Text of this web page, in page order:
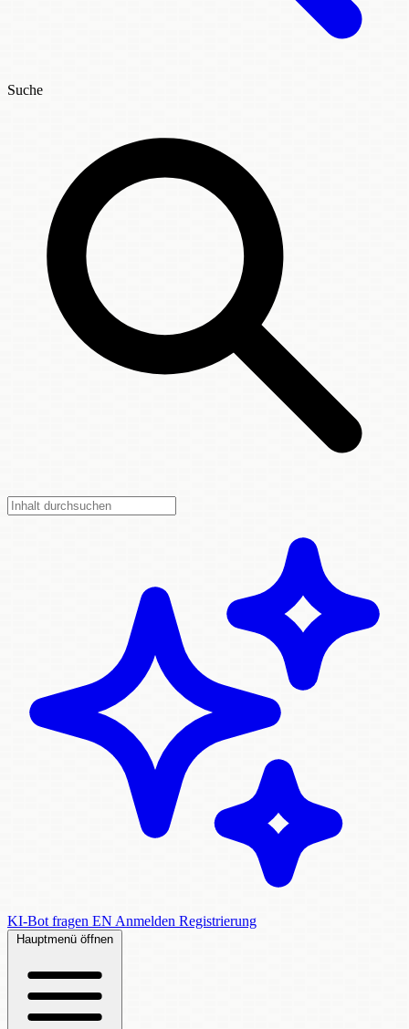
Suche
KI-Bot fragen EN Anmelden Registrierung
Hauptmenü öffnen